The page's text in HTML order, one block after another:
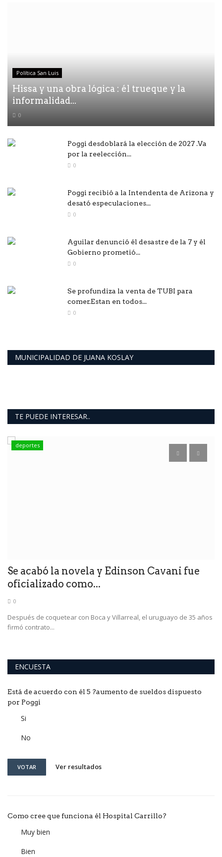
Política San Luis
Hissa y una obra lógica : él trueque y la
informalidad...
0
Poggi desdoblará la elección de 2027 .Va
por la reelección...
0
Poggi recibió a la Intendenta de Arizona y
desató especulaciones...
0
Aguilar denunció él desastre de la 7 y él
Gobierno prometió...
0
Se profundiza la venta de TUBI para
comer.Estan en todos...
0
MUNICIPALIDAD DE JUANA KOSLAY
TE PUEDE INTERESAR..
deportes
Se acabó la novela y Edinson Cavani fue
oficializado como...
0
Después de coquetear con Boca y Villarreal, el uruguayo de 35 años
firmó contrato...
ENCUESTA
Está de acuerdo con él 5 ?aumento de sueldos dispuesto
por Poggi
Si
No
VOTAR Ver resultados
Como cree que funciona él Hospital Carrillo?
Muy bien
Bien